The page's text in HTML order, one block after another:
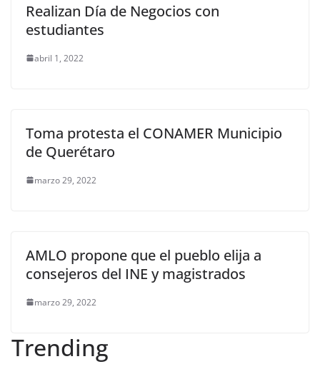
Realizan Día de Negocios con
estudiantes
abril 1, 2022
Toma protesta el CONAMER Municipio
de Querétaro
marzo 29, 2022
AMLO propone que el pueblo elija a
consejeros del INE y magistrados
marzo 29, 2022
Trending